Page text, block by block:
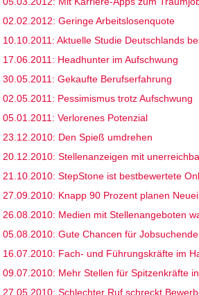
02.02.2012: Geringe Arbeitslosenquote
10.10.2011: Aktuelle Studie Deutschlands
17.06.2011: Headhunter im Aufschwung
30.05.2011: Gekaufte Berufserfahrung
02.05.2011: Pessimismus trotz Aufschwung
05.01.2011: Verlorenes Potenzial
23.12.2010: Den Spieß umdrehen
20.12.2010: Stellenanzeigen mit
21.10.2010: StepStone ist bestbewertete
27.09.2010: Knapp 90 Prozent planen
26.08.2010: Medien mit Stellenangeboten
05.08.2010: Gute Chancen für Jobsuchende
16.07.2010: Fach- und Führungskräfte im
09.07.2010: Mehr Stellen für Spitzenkräfte
27.05.2010: Schlechter Ruf schreckt